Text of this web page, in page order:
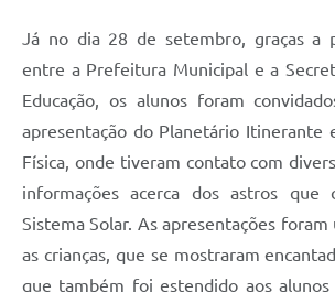
Já no dia 28 de setembro, graças a
entre a Prefeitura Municipal e a
Educação, os alunos foram
apresentação do Planetário Itinerante
Física, onde tiveram contato com
informações acerca dos astros que
Sistema Solar. As apresentações foram
as crianças, que se mostraram
que também foi estendido aos alunos